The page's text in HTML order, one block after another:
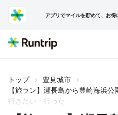
アプリでマイルを貯めて、お得
トップ
豊見城市
【旅ラン】瀬長島から豊崎海浜
行きたい・行った